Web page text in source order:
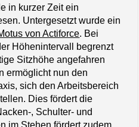
in kurzer Zeit ein
Untergesetzt wurde ein
von Actiforce. Bei
Höhenintervall begrenzt
Sitzhöhe angefahren
ermöglicht nun den
sich den Arbeitsbereich
Dies fördert die
, Schulter- und
im Stehen fördert zudem